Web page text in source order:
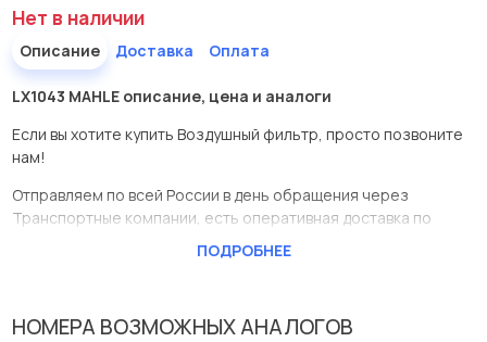
Нет в наличии
Описание Доставка Оплата
LX1043 MAHLE описание, цена и аналоги
Если вы хотите купить Воздушный фильтр, просто позвоните
нам!
Отправляем по всей России в день обращения через
Транспортные компании, есть оперативная доставка по
У данной детали есть аналоги с номерами, убедитесь сами.
ПОДРОБНЕЕ
НОМЕРА ВОЗМОЖНЫХ АНАЛОГОВ